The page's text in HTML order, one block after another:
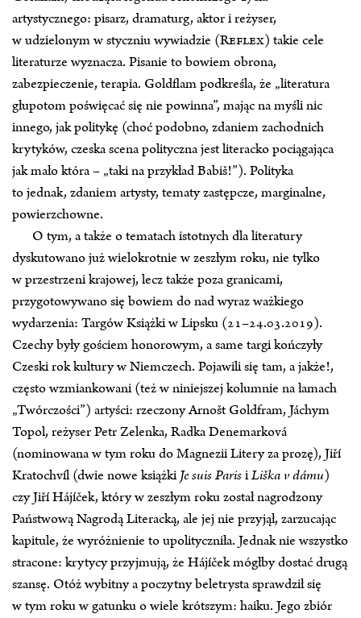
artystycznego: pisarz, dramaturg, aktor i reżyser,
w udzielonym w styczniu wywiadzie (Reflex) takie cele
literaturze wyznacza. Pisanie to bowiem obrona,
zabezpieczenie, terapia. Goldflam podkreśla, że „literatura
głupotom poświęcać się nie powinna”, mając na myśli nic
innego, jak politykę (choć podobno, zdaniem zachodnich
krytyków, czeska scena polityczna jest literacko pociągająca
jak mało która – „taki na przykład Babiš!”). Polityka
to jednak, zdaniem artysty, tematy zastępcze, marginalne,
powierzchowne.
O tym, a także o tematach istotnych dla literatury
dyskutowano już wielokrotnie w zeszłym roku, nie tylko
w przestrzeni krajowej, lecz także poza granicami,
przygotowywano się bowiem do nad wyraz ważkiego
wydarzenia: Targów Książki w Lipsku (21–24.03.2019).
Czechy były gościem honorowym, a same targi kończyły
Czeski rok kultury w Niemczech. Pojawili się tam, a jakże!,
często wzmiankowani (też w niniejszej kolumnie na łamach
„Twórczości”) artyści: rzeczony Arnošt Goldfram, Jáchym
Topol, reżyser Petr Zelenka, Radka Denemarková
(nominowana w tym roku do Magnezii Litery za prozę), Jiří
Kratochvíl (dwie nowe książkiJe suis ParisiLiška v dámu)
czy Jiří Hájíček, który w zeszłym roku został nagrodzony
Państwową Nagrodą Literacką, ale jej nie przyjął, zarzucając
kapitule, że wyróżnienie to upolityczniła. Jednak nie wszystko
stracone: krytycy przyjmują, że Hájíček mógłby dostać drugą
szansę. Otóż wybitny a poczytny beletrysta sprawdził się
w tym roku w gatunku o wiele krótszym: haiku. Jego zbiór